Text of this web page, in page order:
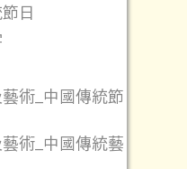
日
術_中國傳統節
術_中國傳統藝